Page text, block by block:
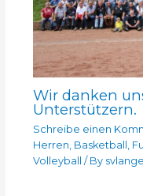
Wir danken
Unterstützern.
Schreibe einen
Herren, Basketball ,
Volleyball
/ By